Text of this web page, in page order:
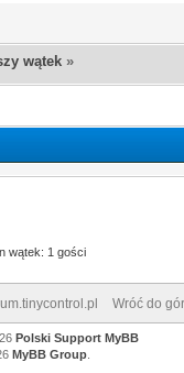
wątek »
wątek: 1 gości
Wróć do
Polski Support MyBB
MyBB Group